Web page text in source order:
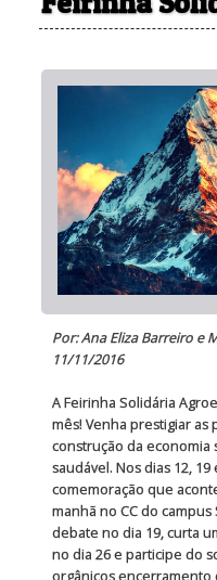
Por: Ana Eliza Barreiro e
11/11/2016
A Feirinha Solidária
mês! Venha prestigiar as
construção da economia
saudável. Nos dias 12, 19
comemoração que
manhã no CC do
debate no dia 19, curta
no dia 26 e participe do
orgânicos encerramento